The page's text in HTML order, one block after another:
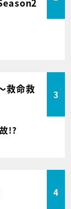
救命救
3
!?
4